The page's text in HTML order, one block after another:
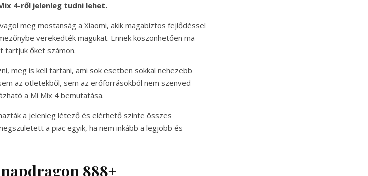
4-ről jelenleg tudni lehet.
meg mostanság a Xiaomi, akik magabiztos fejlődéssel
verekedték magukat. Ennek köszönhetően ma
tartjuk őket számon.
meg is kell tartani, ami sok esetben sokkal nehezebb
az ötletekből, sem az erőforrásokból nem szenved
a Mi Mix 4 bemutatása.
a jelenleg létező és elérhető szinte összes
a piac egyik, ha nem inkább a legjobb és
888+